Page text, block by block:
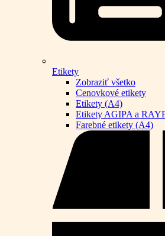
Etikety
Zobraziť všetko
Cenovkové etikety
Etikety (A4)
Etikety AGIPA a
Farebné etikety (A4)